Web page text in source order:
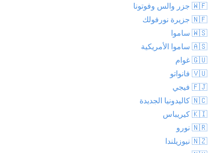
🇼🇫 جزر والس وفوتونا
🇳🇫 جزيرة نورفولك
🇼🇸 ساموا
🇦🇸 ساموا الأمريكية
🇬🇺 غوام
🇻🇺 فانواتو
🇫🇯 فيجي
🇳🇨 كاليدونيا الجديدة
🇰🇮 كيريباس
🇳🇷 نورو
🇳🇿 نيوزيلندا